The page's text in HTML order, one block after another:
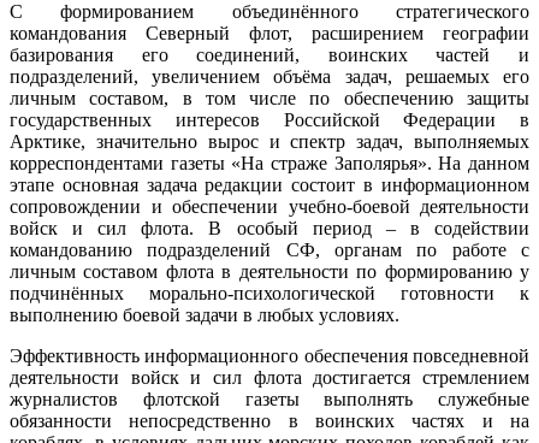
С формированием объединённого стратегического
командования Северный флот, расширением географии
базирования его соединений, воинских частей и
подразделений, увеличением объёма задач, решаемых его
личным составом, в том числе по обеспечению защиты
государственных интересов Российской Федерации в
Арктике, значительно вырос и спектр задач, выполняемых
корреспондентами газеты «На страже Заполярья». На данном
этапе основная задача редакции состоит в информационном
сопровождении и обеспечении учебно-боевой деятельности
войск и сил флота. В особый период – в содействии
командованию подразделений СФ, органам по работе с
личным составом флота в деятельности по формированию у
подчинённых морально-психологической готовности к
выполнению боевой задачи в любых условиях.
Эффективность информационного обеспечения повседневной
деятельности войск и сил флота достигается стремлением
журналистов флотской газеты выполнять служебные
обязанности непосредственно в воинских частях и на